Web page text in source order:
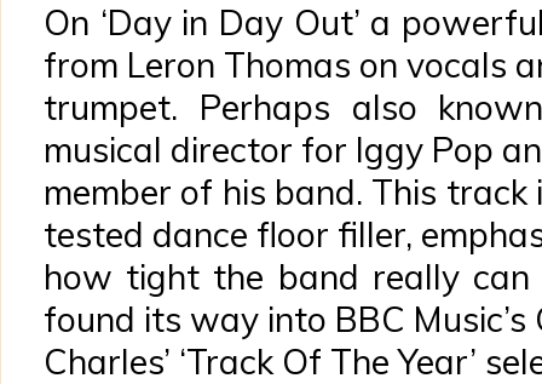
On ‘Day in Day Out’ a
from Leron Thomas on vocals
trumpet. Perhaps also
musical director for Iggy Pop
member of his band. This
tested dance floor filler,
how tight the band really
found its way into BBC Music’s
Charles’ ‘Track Of The Year’